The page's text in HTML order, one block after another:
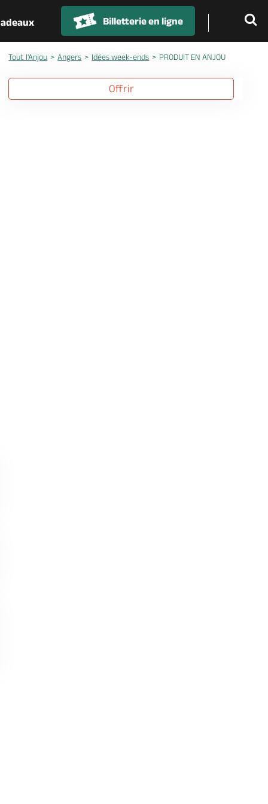
Billetterie en ligne
Tout l'Anjou Angers Idées week-ends PRODUIT EN ANJOU
Offrir